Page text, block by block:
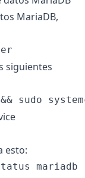
MariaDB,
siguientes
esto:
mariadb